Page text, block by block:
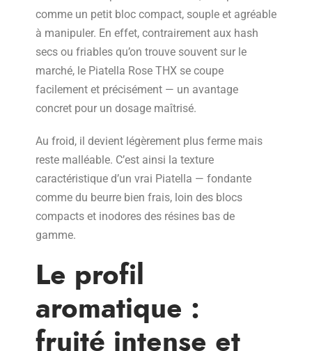
comme un petit bloc compact, souple et agréable
à manipuler. En effet, contrairement aux hash
secs ou friables qu’on trouve souvent sur le
marché, le Piatella Rose THX se coupe
facilement et précisément — un avantage
concret pour un dosage maîtrisé.
Au froid, il devient légèrement plus ferme mais
reste malléable. C’est ainsi la texture
caractéristique d’un vrai Piatella — fondante
comme du beurre bien frais, loin des blocs
compacts et inodores des résines bas de
gamme.
Le profil
aromatique :
fruité intense et